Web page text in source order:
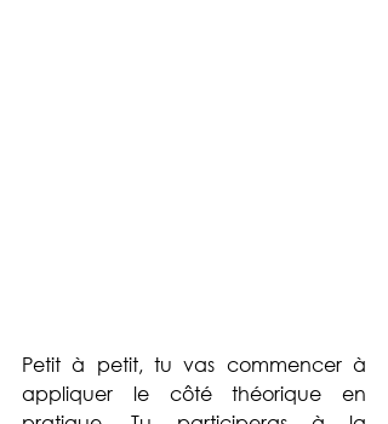
Petit à petit, tu vas commencer à
appliquer le côté théorique en